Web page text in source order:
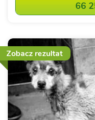
66
Zobacz rezultat